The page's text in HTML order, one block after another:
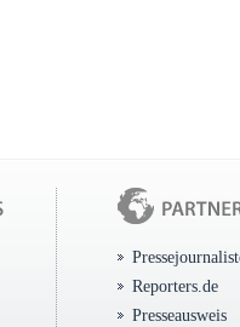
Reporters.de
Presseausweis